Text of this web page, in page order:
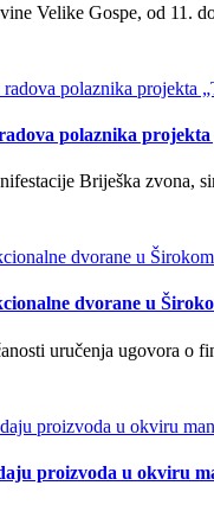
Velike Gospe, od 11.
polaznika projekta
Briješka zvona,
dvorane u
uručenja ugovora o
proizvoda u okviru